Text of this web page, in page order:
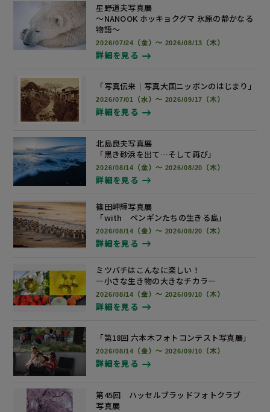
星野道夫写真展
～NANOOK ホッキョクグマ 氷原の静かなる
物語～
2026/07/24（金）～ 2026/08/13（木）
詳細を見る
「写真伝来｜写真大国ニッポンのはじまり」
2026/07/01（水）～ 2026/09/17（木）
詳細を見る
北島良夫写真展
「黒き砂浜を出て…そして再び」
2026/08/14（金）～ 2026/08/20（木）
詳細を見る
篠田岬輝写真展
「with ペンギンたちの生きる島」
2026/08/14（金）～ 2026/08/20（木）
詳細を見る
ミツバチはこんなに楽しい！
―小さな生き物の大きなチカラ―
2026/08/14（金）～ 2026/09/10（木）
詳細を見る
「第18回 六本木フォトコンテスト写真展」
2026/08/14（金）～ 2026/09/10（木）
詳細を見る
第45回 ハッセルブラッドフォトクラブ
写真展